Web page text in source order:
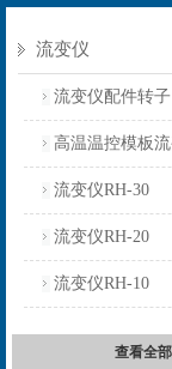
流变仪
流变仪配件转子
高温温控模板
流变仪RH-30
流变仪RH-20
流变仪RH-10
查看全